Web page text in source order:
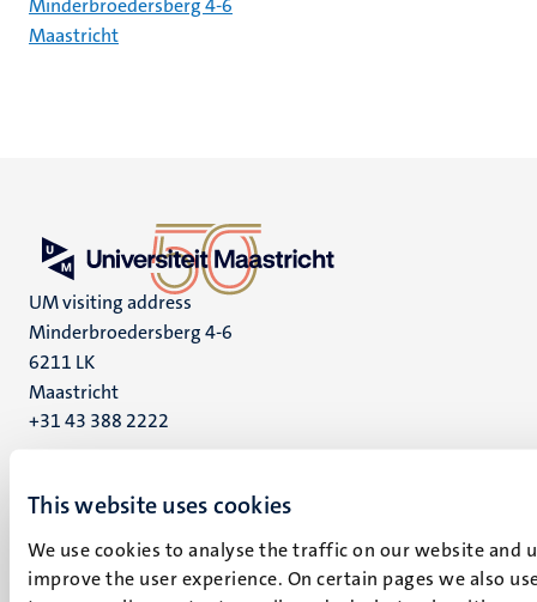
This website uses cookies
We use cookies to analyse the traffic on our website and
improve the user experience. On certain pages we also
Minderbroedersberg 4-6
Maastricht
UM visiting address
Minderbroedersberg 4-6
6211 LK
Maastricht
+31 43 388 2222
P.O. Box 616
Maastricht
Bluesky